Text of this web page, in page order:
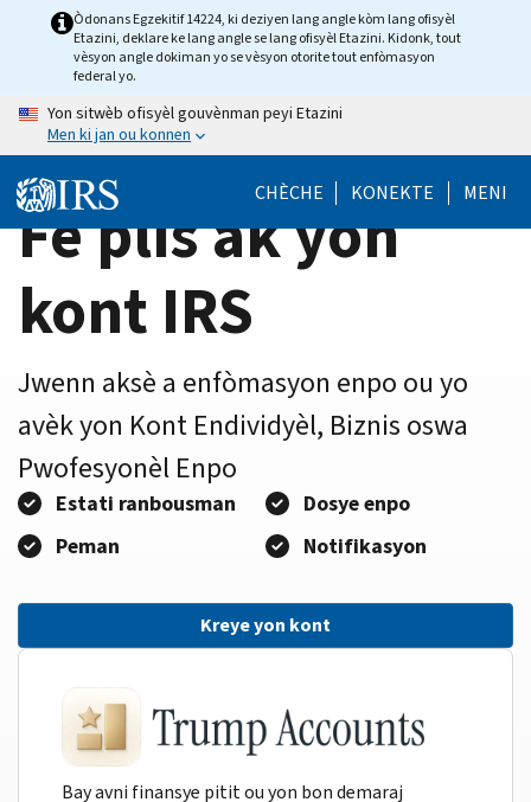
HomeÒdonans Egzekitif 14224, ki deziyen lang angle kòm lang ofisyèl
Etazini, deklare ke lang angle se lang ofisyèl Etazini. Kidonk, tout
vèsyon angle dokiman yo se vèsyon otorite tout enfòmasyon
federal yo.
Yon sitwèb ofisyèl gouvènman peyi Etazini
Men ki jan ou konnen
CHÈCHE KONEKTE MENI
Fè plis ak yon
kont IRS
Jwenn aksè a enfòmasyon enpo ou yo
avèk yon Kont Endividyèl, Biznis oswa
Pwofesyonèl Enpo
Estati ranbousman
Dosye enpo
Peman
Notifikasyon
Kreye yon kont
Bay avni finansye pitit ou yon bon demaraj